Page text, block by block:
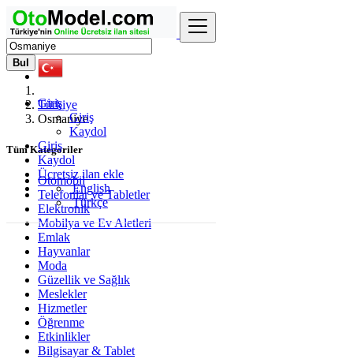
Giriş
Giriş
Kaydol
Giriş
Kaydol
Ücretsiz ilan ekle
English
Türkçe
Bul
Türkiye
Osmaniye
Tüm Kategoriler
Otomobil
Telefonlar ve Tabletler
Elektronik
Mobilya ve Ev Aletleri
Emlak
Hayvanlar
Moda
Güzellik ve Sağlık
Meslekler
Hizmetler
Öğrenme
Etkinlikler
Bilgisayar & Tablet